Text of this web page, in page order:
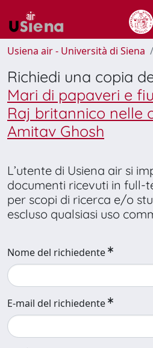
Usiena air - Università di Siena
Richiedi una copia
Mari di papaveri e
Raj britannico nelle
Amitav Ghosh
L’utente di Usiena air si
documenti ricevuti in full-
per scopi di ricerca e/o
escluso qualsiasi uso
Nome del richiedente
E-mail del richiedente